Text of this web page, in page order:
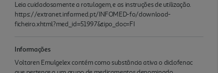
Leia cuidadosamente a rotulagem, e as instruções de utilização.
https://extranet.infarmed.pt/INFOMED-fo/download-
ficheiro.xhtml?med_id=51997&tipo_doc=FI
Informações
Voltaren Emulgelex contém como substância ativa o diclofenac